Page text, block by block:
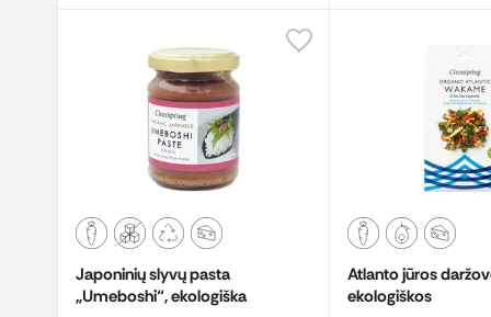
Japoninių slyvų pasta
„Umeboshi“, ekologiška
Atlanto jūros
ekologiškos